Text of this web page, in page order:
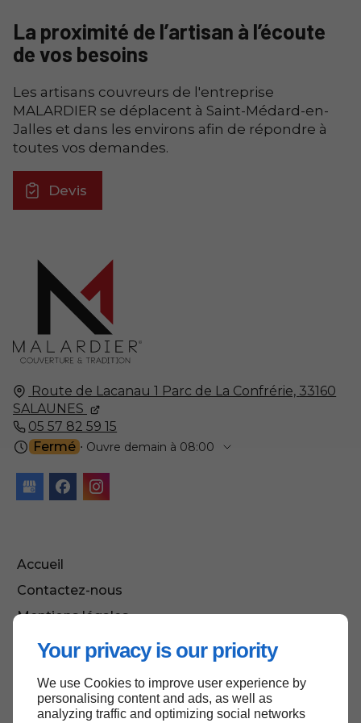
Your privacy is our priority
We use Cookies to improve user experience by
personalising content and ads, as well as
analyzing traffic and optimizing social networks
Route de Lacanau 1 Parc de La Confrérie, 33160
SALAUNES
05 57 82 59 15
Fermé ⋅ Ouvre demain à 08:00
Accueil
Contactez-nous
Mentions légales
Plan du site
La proximité de l’artisan à l’écoute
de vos besoins
Les artisans couvreurs de l'entreprise
MALARDIER se déplacent à Saint-Médard-en-
Jalles et dans les environs afin de répondre à
toutes vos demandes.
Devis
Haut de page